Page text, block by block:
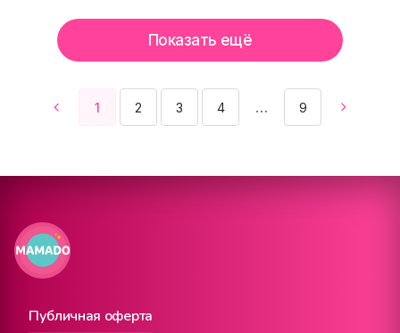
1 2 3 4 9
Показать ещё
Публичная оферта